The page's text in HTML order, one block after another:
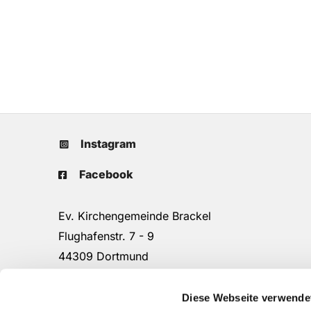
Diese Webseite
Instagram
Facebook
Ev. Kirchengemeinde Brackel
Flughafenstr. 7 - 9
44309 Dortmund
do-kg.brackel-gemeindebuero@ekkdo.de